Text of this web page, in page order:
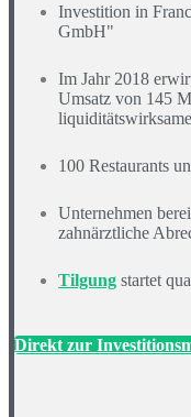
Investition in
GmbH"
Im Jahr 2018
Umsatz von 145
100 Restaurants
Unternehmen
zahnärztliche
Tilgung startet
Direkt zur